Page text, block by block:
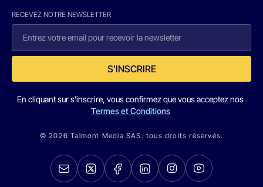
RECEVEZ NOTRE NEWSLETTER
S'INSCRIRE
En cliquant sur s'inscrire, vous confirmez que vous acceptez nos
Termes et Conditions
© 2026 Talmont Media SAS. tous droits réservés.